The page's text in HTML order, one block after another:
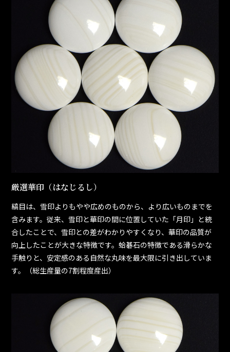
厳選華印（はなじるし）
縞目は、雪印よりもやや広めのものから、より広いものまでを
含みます。従来、雪印と華印の間に位置していた「月印」と統
合したことで、雪印との差がわかりやすくなり、華印の品質が
向上したことが大きな特徴です。蛤碁石の特徴である滑らかな
手触りと、安定感のある自然な丸味を最大限に引き出していま
す。（総生産量の7割程度産出）